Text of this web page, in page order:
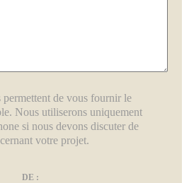
permettent de vous fournir le
Nous utiliserons uniquement
si nous devons discuter de
votre projet.
DE :